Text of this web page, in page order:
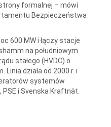
formalnej – mówi
Bezpieczeństwa
600 MW i łączy stacje
na południowym
stałego (HVDC) o
Linia działa od 2000 r. i
systemów
i Svenska Kraftnät.